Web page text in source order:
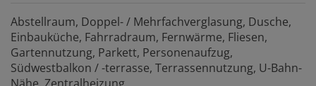
Abstellraum Doppel- / Mehrfachverglasung Dusche
Einbauküche Fahrradraum Fernwärme Fliesen
Gartennutzung Parkett Personenaufzug
Südwestbalkon / -terrasse Terrassennutzung U-Bahn-